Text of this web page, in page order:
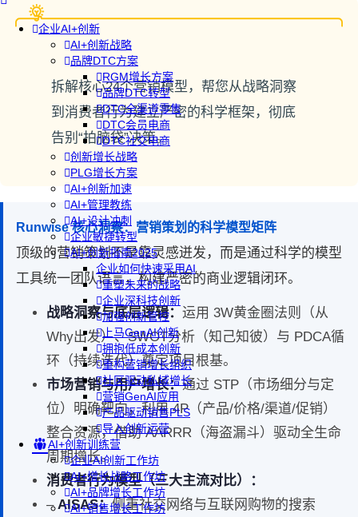
企业AI+创新
AI+创新战略
品牌DTC方案
RGM增长方案
品牌DTC转型
DTC全渠道零售
DTC会员电商
DTC社交电商
创新增长战略
PLG增长方案
AI+创新加速
AI+管理教练
AI+设计冲刺
企业敏捷转型
AI+创新指南2025
企业如何快速采用AI
重塑未来的战略
企业深科技创新
加强创新管控
上马GenAI创新
拥抱低成本创新
重构营销增长组织
社区驱动私域增长
营销GenAI应用
产品驱动销售PLS
导入创新运营
AI+创新训练营
企业AI创新工作坊
AI+增长战略工作坊
AI+品牌增长工作坊
AI+销售增长工作坊
拆解核心24个营销模型，帮您从战略洞察
到消费者行为建立严密的科学框架，彻底
告别“拍脑袋”决策。
Runwise 核心洞察：营销策划的科学模型矩阵
顶级的营销策划不是靠灵感迸发，而是通过科学的模型
工具统一团队语言，构建严密的商业逻辑闭环。
战略洞察与底层逻辑： 运用 3W黄金圈法则（从
Why出发）、SWOT分析（知己知彼）与 PDCA循
环（持续迭代）奠定项目根基。
市场营销与用户增长：通过 STP（市场细分与定
位）明确靶向，利用 4P（产品/价格/渠道/促销）
整合资源，借助 AARRR（海盗漏斗）驱动全生命
周期增长。
消费者行为模型（三大主流对比）：
–AISAS：侧重社交网络与互联网购物的搜索